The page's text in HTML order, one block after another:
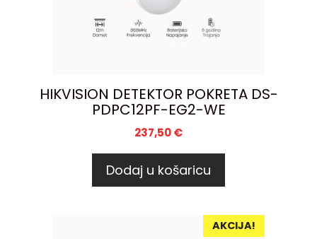
HIKVISION DETEKTOR POKRETA DS-
PDPC12PF-EG2-WE
237,50€
Dodaj u košaricu
AKCIJA!